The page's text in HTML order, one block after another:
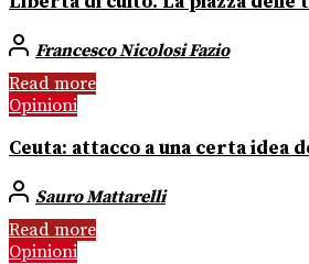
Francesco Nicolosi Fazio
Read more
Opinioni
Ceuta: attacco a una certa idea
Sauro Mattarelli
Read more
Opinioni